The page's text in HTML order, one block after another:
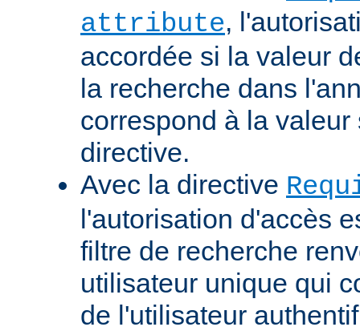
attribute,
accordée si la valeur
la recherche dans
correspond à la
directive.
Avec la directive
l'autorisation d'accès
filtre de recherche
utilisateur unique qui
de l'utilisateur